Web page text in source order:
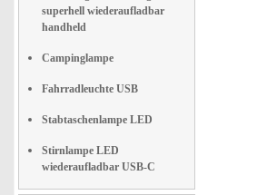
superhell wiederaufladbar
handheld
Campinglampe
Fahrradleuchte USB
Stabtaschenlampe LED
Stirnlampe LED
wiederaufladbar USB-C